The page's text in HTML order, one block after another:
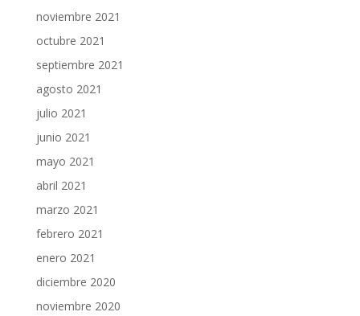
noviembre 2021
octubre 2021
septiembre 2021
agosto 2021
julio 2021
junio 2021
mayo 2021
abril 2021
marzo 2021
febrero 2021
enero 2021
diciembre 2020
noviembre 2020